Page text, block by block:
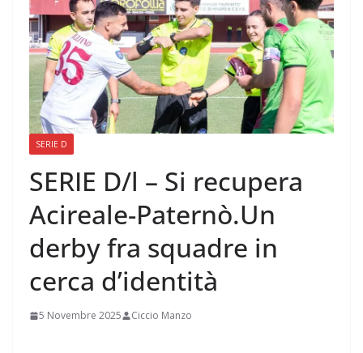
SERIE D
SERIE D/l – Si recupera
Acireale-Paternò.Un
derby fra squadre in
cerca d’identità
5 Novembre 2025 Ciccio Manzo